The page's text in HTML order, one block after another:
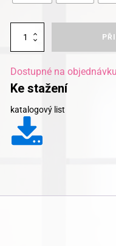
Protiskluzové
samolepky
Dostupné na objednávku
Ke stažení
katalogový list